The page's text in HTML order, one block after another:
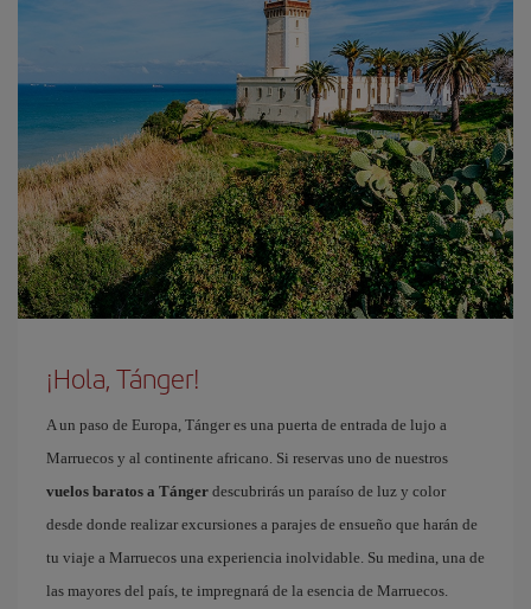
¡Hola, Tánger!
A un paso de Europa, Tánger es una puerta de entrada de lujo a
Marruecos y al continente africano. Si reservas uno de nuestros
vuelos baratos a Tánger descubrirás un paraíso de luz y color
desde donde realizar excursiones a parajes de ensueño que harán de
tu viaje a Marruecos una experiencia inolvidable. Su medina, una de
las mayores del país, te impregnará de la esencia de Marruecos.